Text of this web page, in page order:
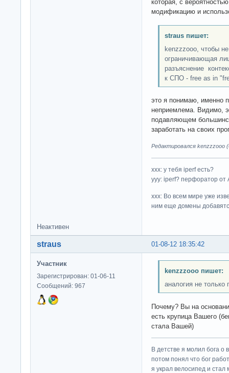
которая, с
модификацию и
straus пишет:
kenzzzooo, чтобы
ограничивающая
разъяснение
к СПО - free as in
это я понимаю, именно
неприемлема. Видимо,
подавляющем
заработать на своих
Редактировался kenzzzooo
ххх: у тебя iperf есть?
yyy: iperf? перфоратор от
xxx: Во всем мире уже
ним еще домены
Неактивен
01-08-12 18:35:42
straus
Участник
Зарегистрирован: 01-06-11
Сообщений: 967
kenzzzooo пишет:
аналогия не только
Почему? Вы на
есть крупица Вашего
стала Вашей)
В детстве я молил бога о
потом понял что бог
я украл велосипед и стал